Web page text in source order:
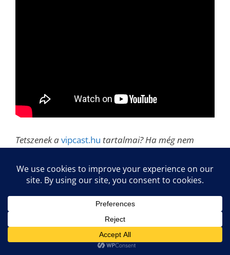
Tetszenek avipcast.hu tartalmai? Ha még nem
oldalátésiratkozz fel teljesen ingyenesen a
podcastra is, hogy ne maradj le a következő
A DTM asztaltársasággal közvetlenül itt lehet
kapcsolatba
lépni:www.facebook.com/DTMasztaltarsasag